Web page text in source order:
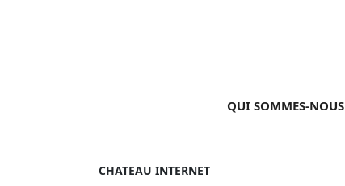
QUI SOMMES-NOUS
CHATEAU INTERNET